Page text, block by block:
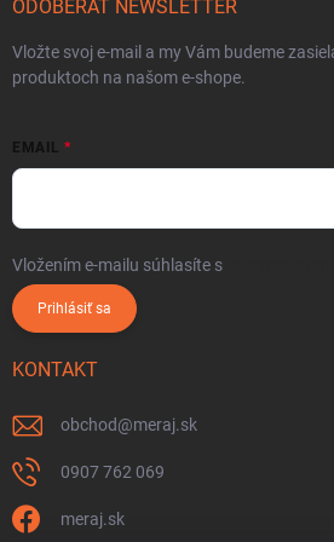
ODOBERAŤ NEWSLETTER
Vložte svoj e-mail a my Vám budeme
produktoch na našom e-shope.
EMAIL
Vložením e-mailu súhlasíte s
Prihlásiť sa
KONTAKT
obchod@meraj.sk
0907 762 069
meraj.sk